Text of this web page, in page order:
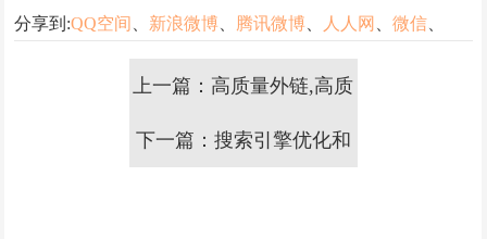
分享到:QQ空间 新浪微博 腾讯微博 人人网 、微信
上一篇：高质量外链,高质
量外链资源应该如何挖
下一篇：搜索引擎优化和